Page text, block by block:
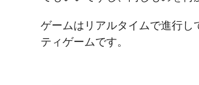
ゲームはリアルタイムで進行
ティゲームです。